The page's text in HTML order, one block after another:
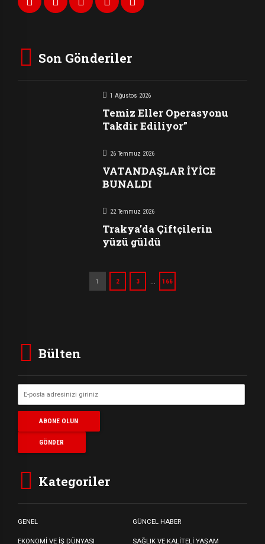
Son Gönderiler
1 Ağustos 2026
Temiz Eller Operasyonu
Takdir Ediliyor”
26 Temmuz 2026
VATANDAŞLAR İYİCE
BUNALDI
22 Temmuz 2026
Trakya’da Çiftçilerin
yüzü güldü
1 2 3 166
Bülten
Kategoriler
GENEL GÜNCEL HABER
EKONOMİ VE İŞ DÜNYASI SAĞLIK VE KALİTELİ YAŞAM